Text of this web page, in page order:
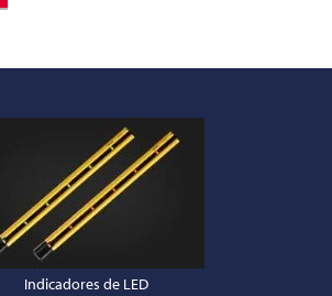
Indicadores de LED